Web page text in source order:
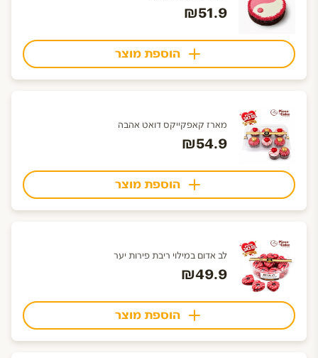
₪51.9
הוספת מוצר
מארז קאפקייקס דואט אהבה
₪54.9
הוספת מוצר
לב אדום במילוי ריבת פירות יער
₪49.9
הוספת מוצר